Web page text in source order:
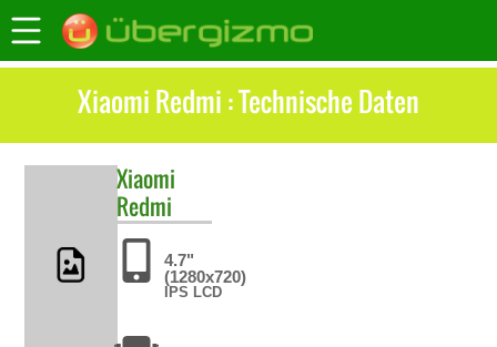
Xiaomi Redmi : Technische Daten
Xiaomi
Redmi
4.7"
(1280x720)
IPS LCD